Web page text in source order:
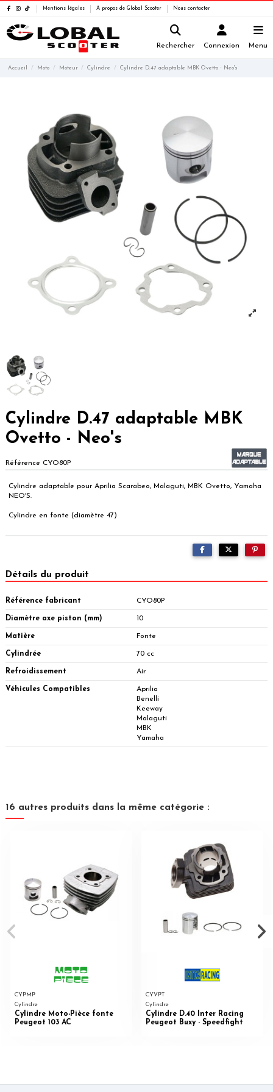
Mentions légales A propos de Global Scooter Nous contacter
Rechercher Connexion Menu
Accueil Moto Moteur Cylindre Cylindre D.47 adaptable MBK Ovetto - Neo's
Cylindre D.47 adaptable MBK
Ovetto - Neo's
Référence CYO80P
Cylindre adaptable pour Aprilia Scarabeo, Malaguti, MBK Ovetto, Yamaha
NEO'S.
Cylindre en fonte (diamètre 47)
Détails du produit
Référence fabricant CYO80P
Diamètre axe piston (mm) 10
Matière Fonte
Cylindrée 70 cc
Refroidissement Air
Véhicules Compatibles
Aprilia
Benelli
Keeway
Malaguti
MBK
Yamaha
16 autres produits dans la même catégorie :
CYPMP
Cylindre
Cylindre Moto-Pièce fonte
Peugeot 103 AC
CYVPT
Cylindre
Cylindre D.40 Inter Racing
Peugeot Buxy - Speedfight